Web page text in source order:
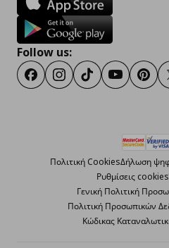
Follow us:
FacebookInstagram
TikTokYoutube
Πολιτική CookiesΔήλωση
Ρυθμίσεις cookies
Γενική Πολιτική
Πολιτική Προσωπικών
Κώδικας